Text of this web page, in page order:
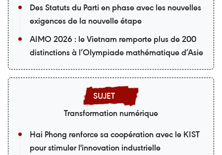
Des Statuts du Parti en phase avec les nouvelles
exigences de la nouvelle étape
AIMO 2026 : le Vietnam remporte plus de 200
distinctions à l’Olympiade mathématique d’Asie
Transformation numérique
Hai Phong renforce sa coopération avec le KIST
pour stimuler l'innovation industrielle